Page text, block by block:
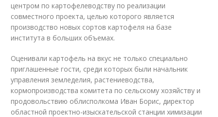
центром по картофелеводству по реализации
совместного проекта, целью которого является
производство новых сортов картофеля на базе
института в больших объемах.
Оценивали картофель на вкус не только специально
приглашенные гости, среди которых были начальник
управления земледелия, растениеводства,
кормопроизводства комитета по сельскому хозяйству и
продовольствию облисполкома Иван Борис, директор
областной проектно-изыскательской станции химизации